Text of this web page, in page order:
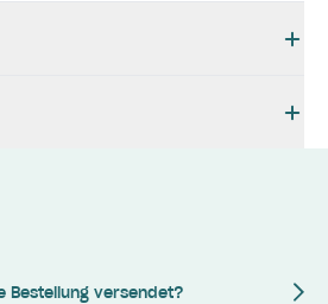
Bestellung versendet?